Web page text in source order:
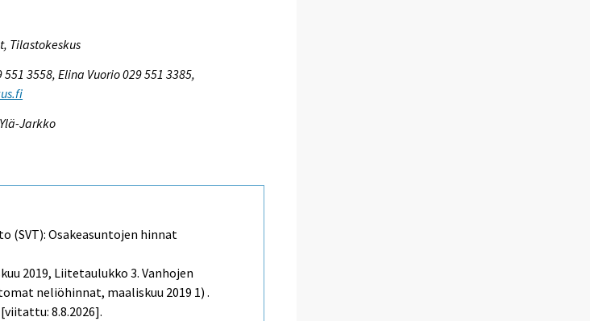
Tilastokeskus
3558, Elina Vuorio 029 551 3385,
Jarkko
(SVT): Osakeasuntojen hinnat
2019, Liitetaulukko 3. Vanhojen
neliöhinnat, maaliskuu 2019 1) .
8.8.2026].